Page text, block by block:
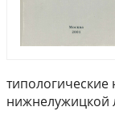
типологические
нижнелужицкой